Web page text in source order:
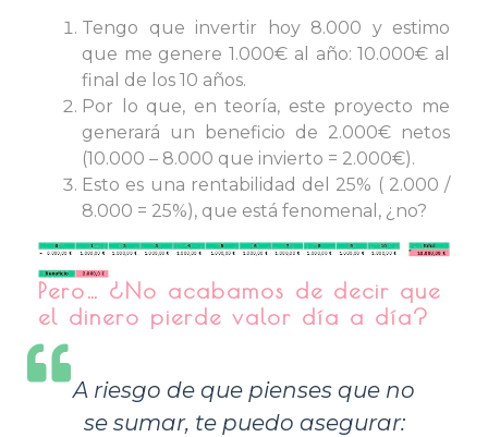
Tengo que invertir hoy 8.000 y estimo
que me genere 1.000€ al año: 10.000€ al
final de los 10 años.
Por lo que, en teoría, este proyecto me
generará un beneficio de 2.000€ netos
(10.000 – 8.000 que invierto = 2.000€).
Esto es una rentabilidad del 25% ( 2.000 /
8.000 = 25%), que está fenomenal, ¿no?
Pero… ¿No acabamos de decir que
el dinero pierde valor día a día?
A riesgo de que pienses que no
se sumar, te puedo asegurar: